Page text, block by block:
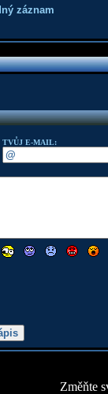
záznam
TVŮJ E-MAIL:
Změňte